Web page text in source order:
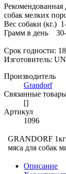
Рекомендованная
собак мелких
Вес собаки
Грамм в день
Срок годности:
Изготовитель:
Производитель
Grandorf
Связанные
[]
Артикул
1096
GRANDORF
мяса для собак
Описание